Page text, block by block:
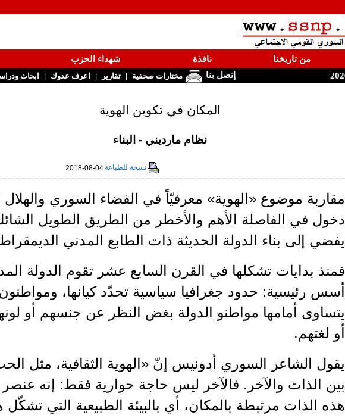
من تاريخنا نافذة شهداء الحزب
إتصل بنا مختارات صحفية | تقارير | اعرف عدوك | ابحاث
المكان في تكوين الهوية
نظام مارديني - البناء
نسخة للطباعة2018-08-04
مقاربة موضوع «الهوية» معرفيّاً في الفضاء السوري
دخول في الفاصلة الأهم والأخطر من الطريق الطويل
يفضي إلى بناء الدولة الحديثة ذات الطابع المدني
فمنذ بدايات تشكلها في القرن السابع عشر تقوم الدولة
أسس رئيسية: حدود جغرافيا سياسية تحدّد كيانها،
يتساوى أمامها مواطنو الدولة بغض النظر عن جنسهم أو
أو لغتهم.
يقول الشاعر السوري أدونيس إنّ «الهوية الثقافية، مثل
بين الذات والآخر. فالآخر ليس حاجة حوارية فقط: إنه
هذه الذات مرتبطة بالمكان، أي بالبيئة الطبيعية التي تشكّل